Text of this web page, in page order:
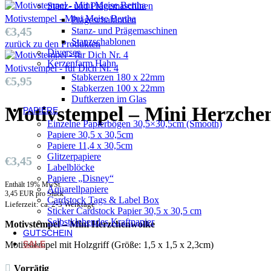
Stanz- und Prägemaschinen
Prägeschablonen
Stanz- und Prägemaschinen
Stanzschablonen
Diverses
Kerzenfarm Hahn
Stabkerzen 180 x 22mm
Stabkerzen 100 x 22mm
Duftkerzen im Glas
PAPIERE
Einzelne Papierbögen 30,5×30,5cm (Smooth)
Papiere 30,5 x 30,5cm
Papiere 11,4 x 30,5cm
Glitzerpapiere
Labelblöcke
Papiere „Disney“
Aquarellpapiere
Cardstock Tags & Label Box
Sticker Cardstock Papier 30,5 x 30,5 cm
Selbstklebendes Kraftpapier
GUTSCHEIN
SALE
Motivstempel - Mini Meise Bertha
€3,45
zurück zu den Produkten
Motivstempel - für Dich Nr. 4
€5,95
Motivstempel – Mini
€3,45
Enthält 19% MwSt.
3,45 EUR pro Stück
Lieferzeit: ca. 2-3 Werktage
Motivstempel – Mini Herzchenwolke
Motivstempel mit Holzgriff (Größe: 1,5 x 1,5 x 2,3cm)
Vorrätig